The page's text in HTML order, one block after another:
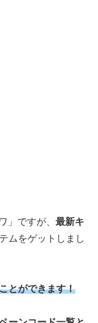
」ですが、 最新キ
ムをゲットしまし
とができます！